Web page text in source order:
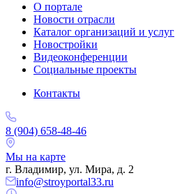
О портале
Новости отрасли
Каталог организаций и услуг
Новостройки
Видеоконференции
Социальные проекты
Контакты
8 (904) 658-48-46
Мы на карте
г. Владимир, ул. Мира, д. 2
info@stroyportal33.ru